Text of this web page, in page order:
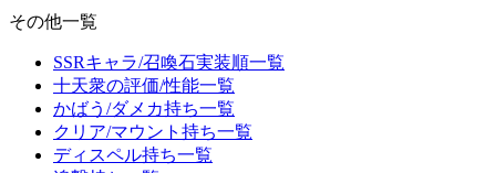
その他一覧
SSRキャラ/召喚石実装順一覧
十天衆の評価/性能一覧
かばう/ダメカ持ち一覧
クリア/マウント持ち一覧
ディスペル持ち一覧